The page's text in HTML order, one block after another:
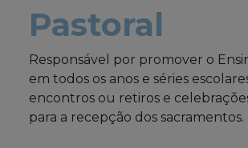
Pastoral
Responsável por promover o
em todos os anos e séries
encontros ou retiros e
para a recepção dos sacramentos.